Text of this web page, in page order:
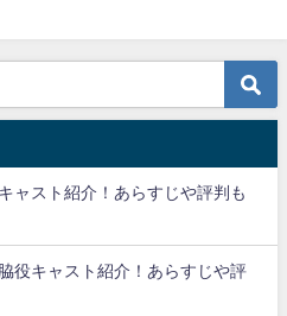
ャスト紹介！あらすじや評判も
役キャスト紹介！あらすじや評